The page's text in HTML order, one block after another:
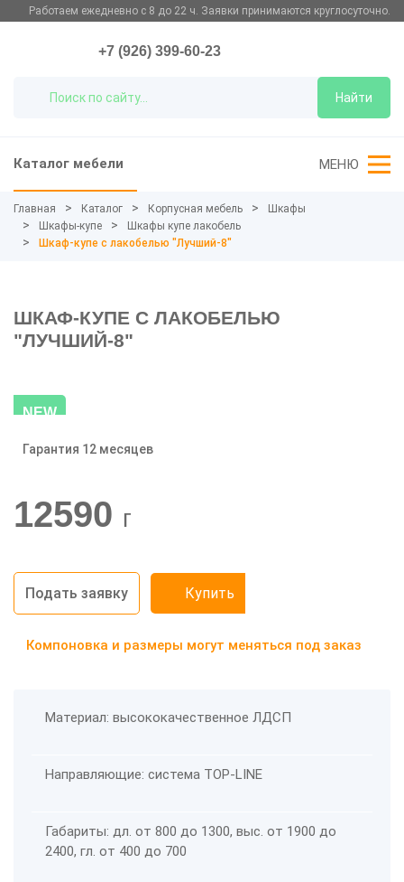
Работаем ежедневно с 8 до 22 ч. Заявки принимаются круглосуточно.
Найти
+7 (926) 399-60-23
Каталог мебели МЕНЮ
Главная Каталог Корпусная мебель
Шкафы
Шкафы-купе
Шкафы купе лакобель
Шкаф-купе с лакобелью "Лучший-8"
ШКАФ-КУПЕ С ЛАКОБЕЛЬЮ
"ЛУЧШИЙ-8"
NEW
-20%
Гарантия 12 месяцев
12590 г
Подать заявку Купить
Компоновка и размеры могут меняться под заказ
Материал: высококачественное ЛДСП
Направляющие: система TOP-LINE
Габариты: дл. от 800 до 1300, выс. от 1900 до
2400, гл. от 400 до 700